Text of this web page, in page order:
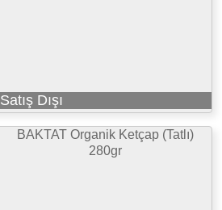
Satış Dışı
BAKTAT Organik Ketçap (Tatlı)
280gr